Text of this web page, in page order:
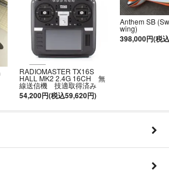
RADIOMASTER TX16S
HALL MK2 2.4G 16CH 無
線送信機 技適取得済み
54,200円(税込59,620円)
Anthem SB
wing)
398,000円(税